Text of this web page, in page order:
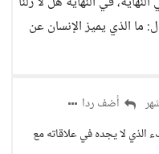
ما الذي يميز الإنسان عن
أضف ردا
الذي لا يجده في علاقاته مع